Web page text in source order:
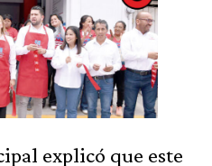
explicó que este